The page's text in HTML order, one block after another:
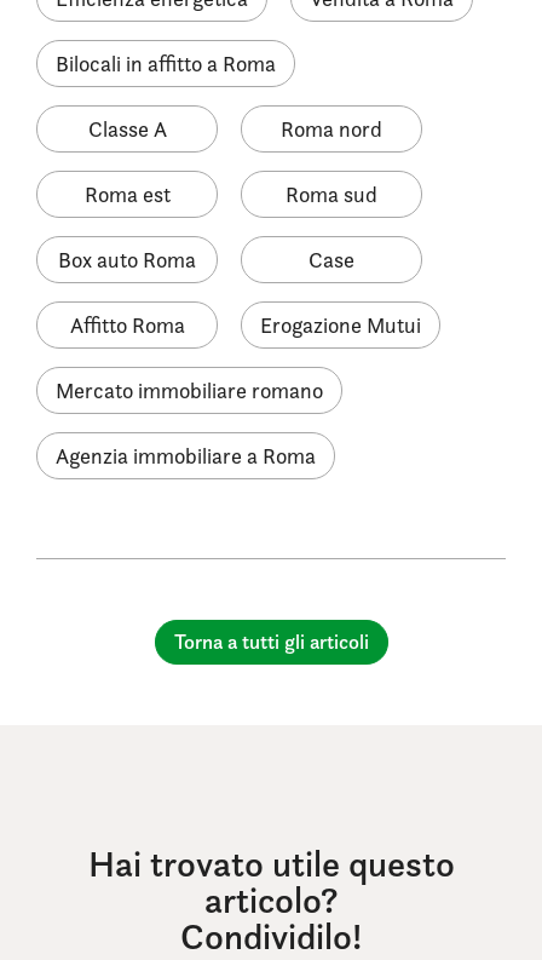
Bilocali in affitto a Roma
Classe A Roma nord
Roma est Roma sud
Box auto Roma Case
Affitto Roma Erogazione Mutui
Mercato immobiliare romano
Agenzia immobiliare a Roma
Torna a tutti gli articoli
Hai trovato utile questo
articolo?
Condividilo!